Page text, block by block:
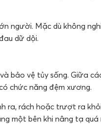
người. Mặc dù không
dữ dội.
bảo vệ tủy sống. Giữa
chức năng đệm xương.
ra, rách hoặc trượt ra
một bên khi nâng tạ